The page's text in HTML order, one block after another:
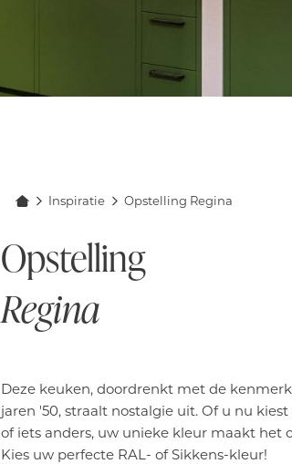
Inspiratie Opstelling Regina
Opstelling
Regina
Deze keuken, doordrenkt met de
jaren '50, straalt nostalgie uit. Of u nu
of iets anders, uw unieke kleur maakt het
Kies uw perfecte RAL- of Sikkens-kleur!